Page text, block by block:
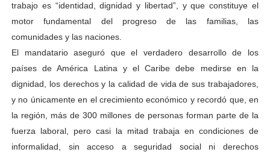
trabajo es “identidad, dignidad y libertad”, y que constituye el
motor fundamental del progreso de las familias, las
comunidades y las naciones.
El mandatario aseguró que el verdadero desarrollo de los
países de América Latina y el Caribe debe medirse en la
dignidad, los derechos y la calidad de vida de sus trabajadores,
y no únicamente en el crecimiento económico y recordó que, en
la región, más de 300 millones de personas forman parte de la
fuerza laboral, pero casi la mitad trabaja en condiciones de
informalidad, sin acceso a seguridad social ni derechos